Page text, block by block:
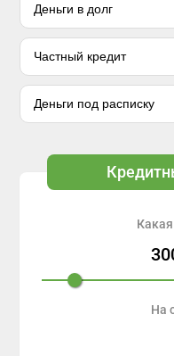
Деньги в долг
Частный кредит
Деньги под расписку
На